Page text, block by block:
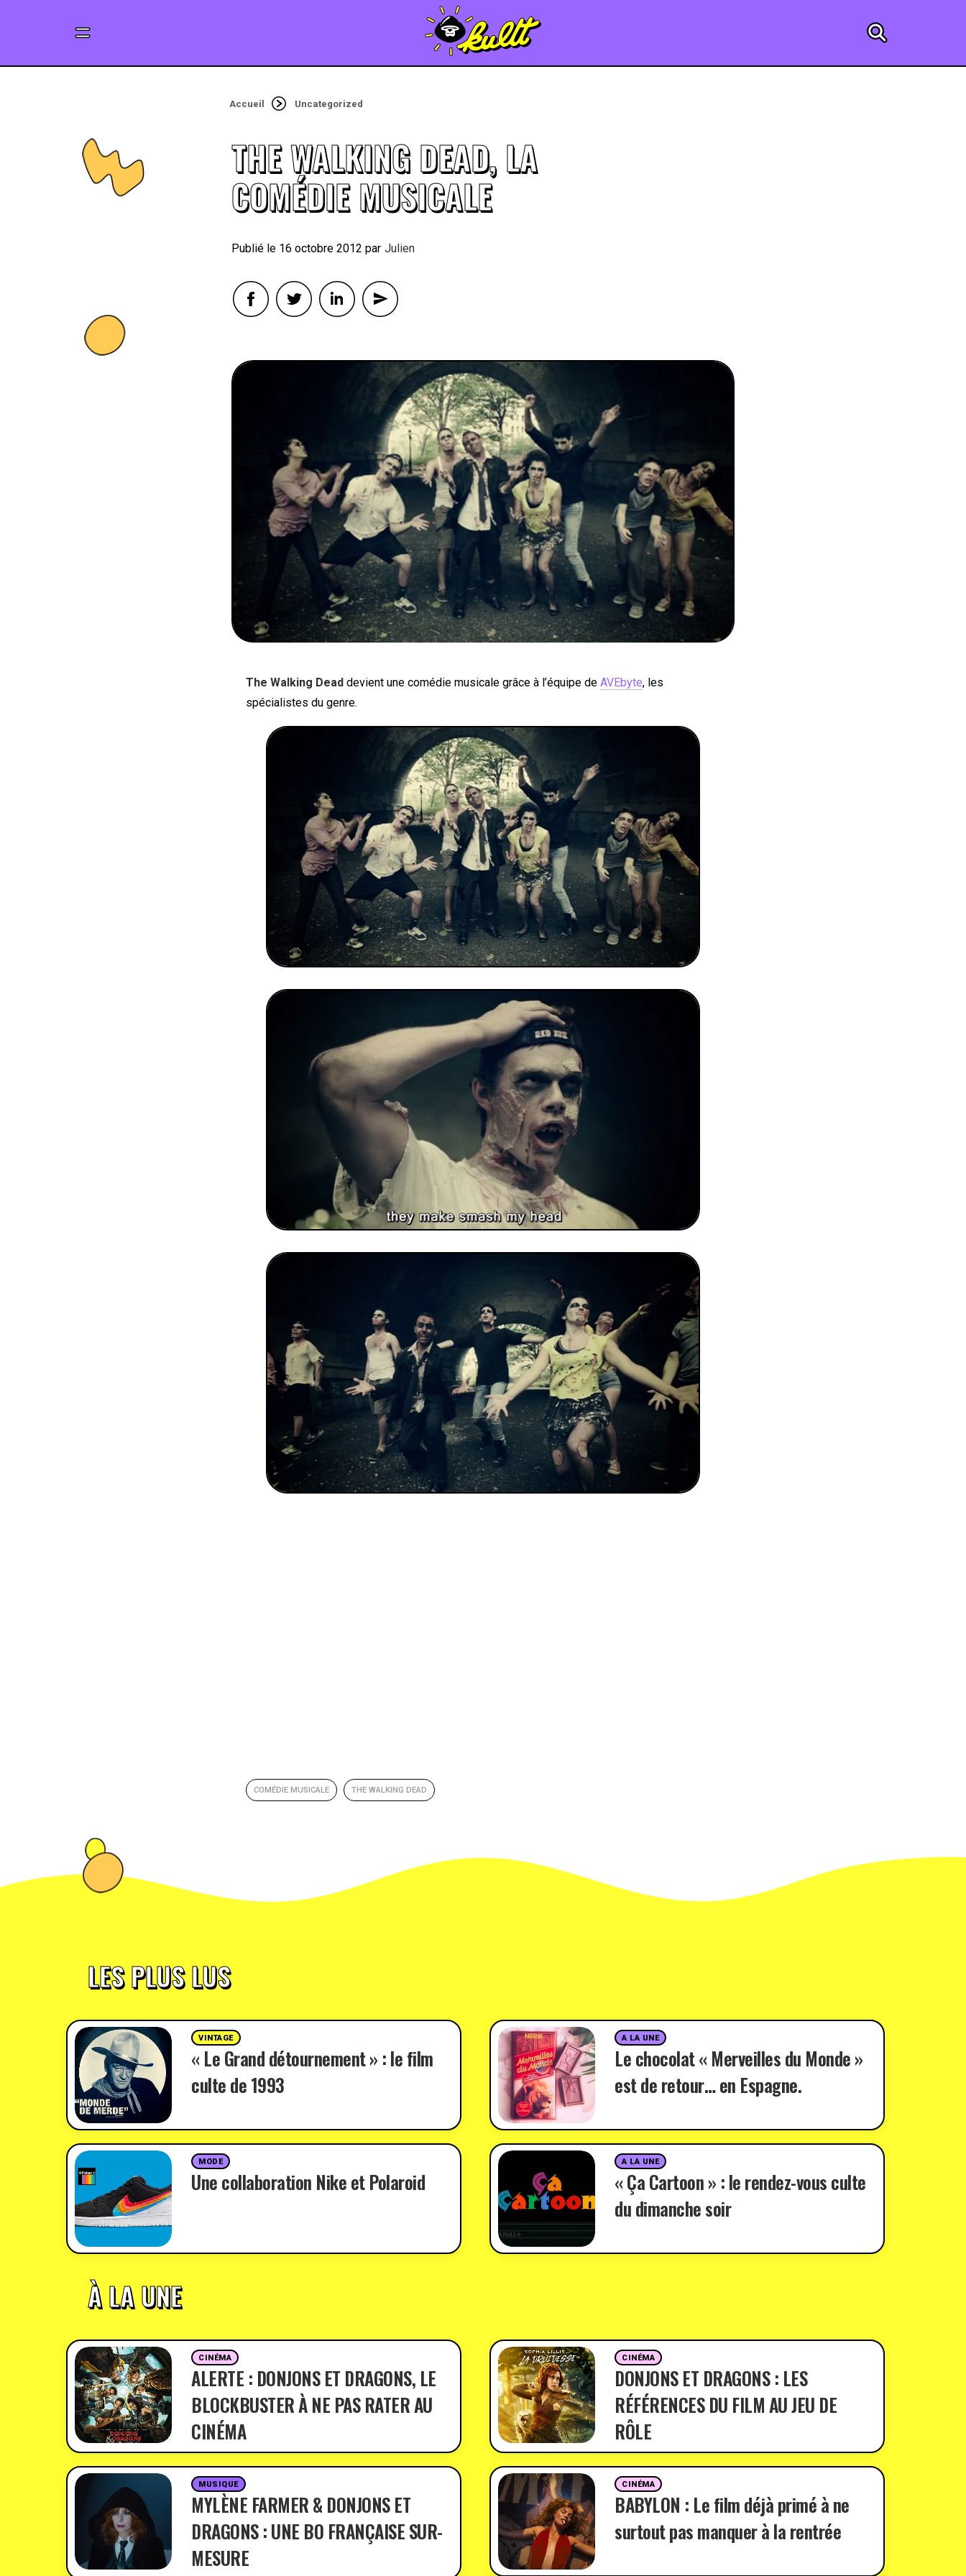
Accueil Uncategorized
THE WALKING DEAD, LA
COMÉDIE MUSICALE
16 octobre 2012 By Julien
The Walking Dead devient une comédie musicale grâce à l’équipe de AVEbyte, les
spécialistes du genre.
COMÉDIE MUSICALE THE WALKING DEAD
LES PLUS LUS
VINTAGE
« Le Grand détournement » : le film
culte de 1993
A LA UNE
Le chocolat « Merveilles du Monde »
est de retour… en Espagne.
MODE
Une collaboration Nike et Polaroid
A LA UNE
« Ça Cartoon » : le rendez-vous culte
du dimanche soir
À LA UNE
CINÉMA
ALERTE : DONJONS ET DRAGONS, LE
BLOCKBUSTER À NE PAS RATER AU
CINÉMA
CINÉMA
DONJONS ET DRAGONS : LES
RÉFÉRENCES DU FILM AU JEU DE
RÔLE
MUSIQUE
MYLÈNE FARMER & DONJONS ET
DRAGONS : UNE BO FRANÇAISE SUR-
MESURE
CINÉMA
BABYLON : Le film déjà primé à ne
surtout pas manquer à la rentrée